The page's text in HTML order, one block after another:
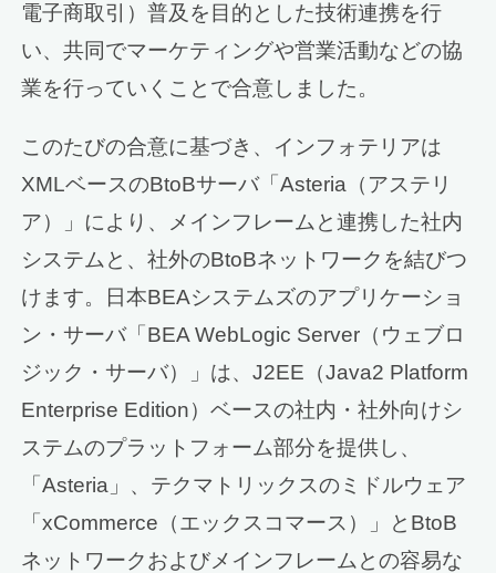
電子商取引）普及を目的とした技術連携を行
い、共同でマーケティングや営業活動などの協
業を行っていくことで合意しました。
このたびの合意に基づき、インフォテリアは
XMLベースのBtoBサーバ「Asteria（アステリ
ア）」により、メインフレームと連携した社内
システムと、社外のBtoBネットワークを結びつ
けます。日本BEAシステムズのアプリケーショ
ン・サーバ「BEA WebLogic Server（ウェブロ
ジック・サーバ）」は、J2EE（Java2 Platform
Enterprise Edition）ベースの社内・社外向けシ
ステムのプラットフォーム部分を提供し、
「Asteria」、テクマトリックスのミドルウェア
「xCommerce（エックスコマース）」とBtoB
ネットワークおよびメインフレームとの容易な